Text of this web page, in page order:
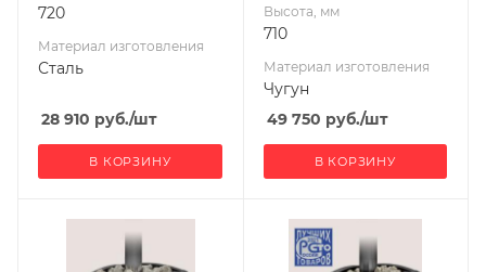
720
Материал изготовления
Сталь
28 910 руб./шт
В КОРЗИНУ
Высота, мм
710
Материал изготовления
Чугун
49 750 руб./шт
В КОРЗИНУ
Ширина, мм